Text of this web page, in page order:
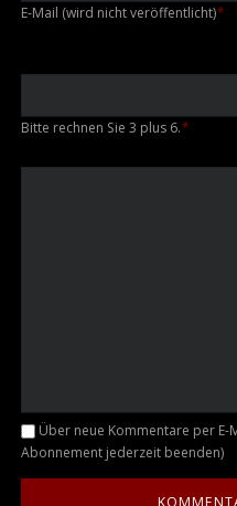
Pflichtfeld
E-Mail (wird nicht veröffentlicht)*
Bitte rechnen Sie 3 plus 6.*
Kommentar
Über neue Kommentare per
Abonnement jederzeit beenden)